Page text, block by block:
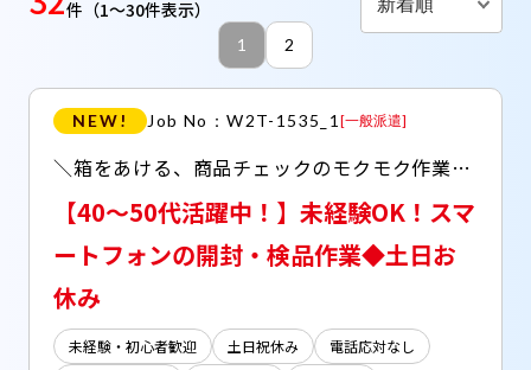
件 （1～30件表示）
1 2
NEW! Job No：W2T-1535_1[一般派遣]
＼箱をあける、商品チェックのモクモク作業／ ◆返品されたスマートフォンの点検チェック ◆複雑な作業なし、未経験からスタートOK！
【40～50代活躍中！】未経験OK！スマ
ートフォンの開封・検品作業◆土日お
休み
未経験・初心者歓迎 土日祝休み
電話応対なし